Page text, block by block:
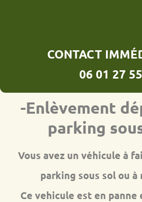
CONTACT
06 01 27
-Enlèvement
parking
Vous avez un véhicule à
parking sous sol ou à
Ce vehicule est en panne